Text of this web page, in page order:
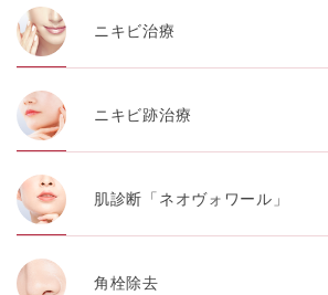
ニキビ治療
ニキビ跡治療
肌診断「ネオヴォワール」
角栓除去